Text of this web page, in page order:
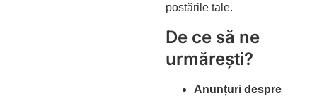
postările tale.
De ce să ne
urmărești?
Anunțuri despre